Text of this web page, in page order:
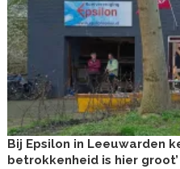
Bij Epsilon in Leeuwarden
betrokkenheid is hier groot’